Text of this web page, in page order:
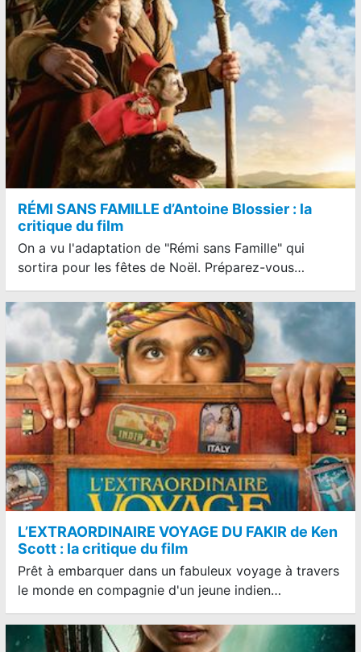
RÉMI SANS FAMILLE d’Antoine Blossier : la
critique du film
On a vu l'adaptation de "Rémi sans Famille" qui
sortira pour les fêtes de Noël. Préparez-vous…
L’EXTRAORDINAIRE VOYAGE DU FAKIR de Ken
Scott : la critique du film
Prêt à embarquer dans un fabuleux voyage à travers
le monde en compagnie d'un jeune indien…